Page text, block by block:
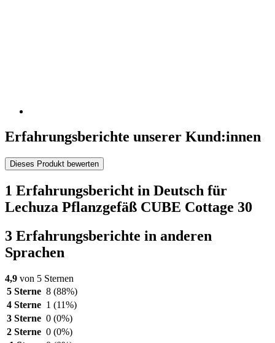
Erfahrungsberichte unserer Kund:innen
Dieses Produkt bewerten
1 Erfahrungsbericht in Deutsch für
Lechuza Pflanzgefäß CUBE Cottage 30
3 Erfahrungsberichte in anderen
Sprachen
4,9 von 5 Sternen
5 Sterne 8 (88%)
4 Sterne 1 (11%)
3 Sterne 0 (0%)
2 Sterne 0 (0%)